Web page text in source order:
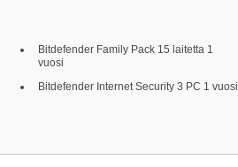
Bitdefender Family Pack 15 laitetta 1
vuosi
Bitdefender Internet Security 3 PC 1 vuosi